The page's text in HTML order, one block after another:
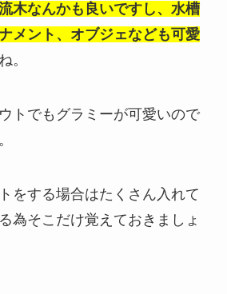
木なんかも良いですし、水槽
メント、オブジェなども可愛
。
トでもグラミーが可愛いので
をする場合はたくさん入れて
為そこだけ覚えておきましょ